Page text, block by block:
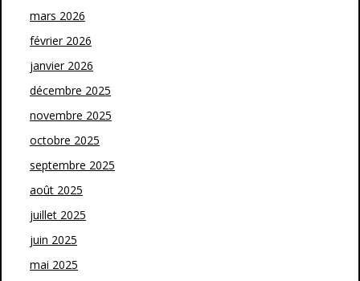
mars 2026
février 2026
janvier 2026
décembre 2025
novembre 2025
octobre 2025
septembre 2025
août 2025
juillet 2025
juin 2025
mai 2025